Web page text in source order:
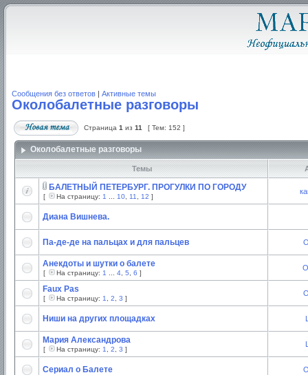
Сообщения без ответов | Активные темы
Околобалетные разговоры
Страница 1 из 11 [ Тем: 152 ]
Околобалетные разговоры
Темы
БАЛЕТНЫЙ ПЕТЕРБУРГ. ПРОГУЛКИ ПО ГОРОДУ
[ На страницу: 1 10 11 12 ]
Диана Вишнева.
Па-де-де на пальцах и для пальцев
Анекдоты и шутки о балете
[ На страницу: 1 4 5 6 ]
Faux Pas
[ На страницу: 1 2 3 ]
Ниши на других площадках
Мария Александрова
[ На страницу: 1 2 3 ]
Сериал о Балете